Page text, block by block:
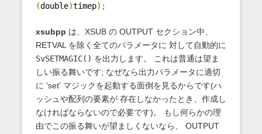
(double)timep);
xsubpp は、XSUB の OUTPUT セクション中、
RETVAL を除く全てのパラメータに 対して自動的に
SvSETMAGIC() を出力します。 これは普通は望ま
しい振る舞いです; なぜなら出力パラメータに適切
に 'set' マジックを起動する面倒を見るからです(ハ
ッシュや配列の要素が 存在しなかったとき、作成し
なければならないので必要です)。 もし何らかの理
由でこの振る舞いが望ましくないなら、 OUTPUT